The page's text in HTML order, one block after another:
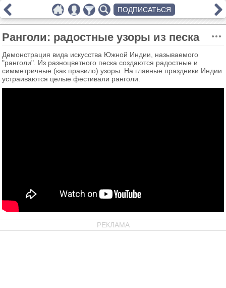
Ранголи: радостные узоры из песка
Демонстрация вида искусства Южной Индии, называемого
"ранголи". Из разноцветного песка создаются радостные и
симметричные (как правило) узоры. На главные праздники Индии
устраиваются целые фестивали ранголи.
РЕКЛАМА
ПОДПИСАТЬСЯ